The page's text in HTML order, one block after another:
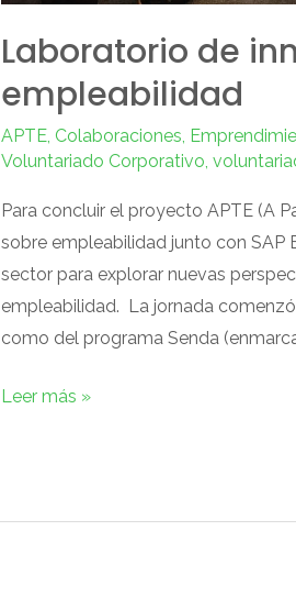
Laboratorio de
empleabilidad
APTE, Colaboraciones,
Voluntariado Corporativo,
Para concluir el proyecto APTE (A
sobre empleabilidad junto con SAP
sector para explorar nuevas
empleabilidad. La jornada
como del programa Senda
Leer más »